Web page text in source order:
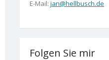
E-Mail: jan@hellbusch.de
Folgen Sie mir